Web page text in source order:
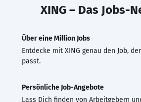
XING – Das Jobs-
Über eine Million Jobs
Entdecke mit XING genau den Job,
passt.
Persönliche Job-Angebote
Lass Dich finden von Arbeitgebern